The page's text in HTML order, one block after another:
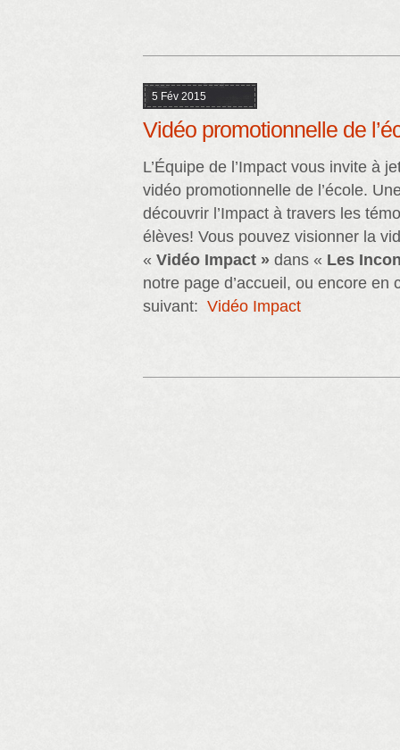
5 Fév 2015
Vidéo promotionnelle de
L’Équipe de l’Impact vous invite à
vidéo promotionnelle de l’école.
découvrir l’Impact à travers les
élèves! Vous pouvez visionner la
« Vidéo Impact » dans « Les
notre page d’accueil, ou encore en
suivant: Vidéo Impact